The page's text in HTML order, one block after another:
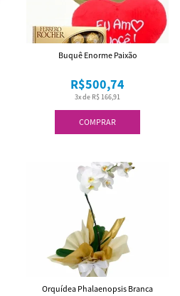
COMPRAR
3x de R$ 166,91
R$500,74
Buquê Enorme Paixão
Orquídea Phalaenopsis Branca